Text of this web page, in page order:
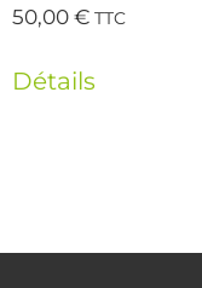
50,00€ TTC
Détails